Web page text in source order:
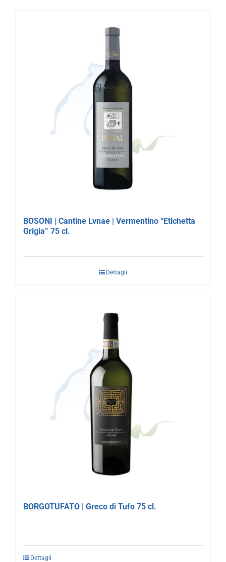
BOSONI | Cantine Lvnae | Vermentino “Etichetta
Grigia” 75 cl.
Dettagli
BORGOTUFATO | Greco di Tufo 75 cl.
Dettagli